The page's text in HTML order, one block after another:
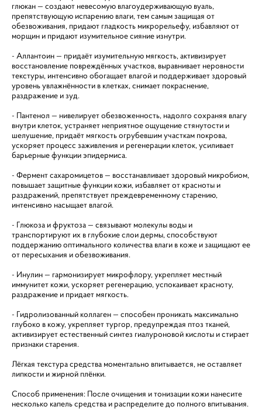
глюкан — создают невесомую влагоудерживающую вуаль,
препятствующую испарению влаги, тем самым защищая от
обезвоживания, придают гладкость микрорельефу, избавляют от
морщин и придают изумительное сияние изнутри.
- Аллантоин — придаёт изумительную мягкость, активизирует
восстановление повреждённых участков, выравнивает неровности
текстуры, интенсивно обогащает влагой и поддерживает здоровый
уровень увлажнённости в клетках, снимает покраснение,
раздражение и зуд.
- Пантенол — нивелирует обезвоженность, надолго сохраняя влагу
внутри клеток, устраняет неприятное ощущение стянутости и
шелушение, придаёт мягкость огрубевшим участкам покрова,
ускоряет процесс заживления и регенерации клеток, усиливает
барьерные функции эпидермиса.
- Фермент сахаромицетов — восстанавливает здоровый микробиом,
повышает защитные функции кожи, избавляет от красноты и
раздражений, препятствует преждевременному старению,
интенсивно насыщает влагой.
- Глюкоза и фруктоза — связывают молекулы воды и
транспортируют их в глубокие слои дермы, способствуют
поддержанию оптимального количества влаги в коже и защищают ее
от пересыхания и обезвоживания.
- Инулин — гармонизирует микрофлору, укрепляет местный
иммунитет кожи, ускоряет регенерацию, успокаивает красноту,
раздражение и придает мягкость.
- Гидролизованный коллаген — способен проникать максимально
глубоко в кожу, укрепляет тургор, предупреждая птоз тканей,
активизирует естественный синтез гиалуроновой кислоты и стирает
признаки старения.
Лёгкая текстура средства моментально впитывается, не оставляет
липкости и жирной плёнки.
Способ применения: После очищения и тонизации кожи нанесите
несколько капель средства и распределите до полного впитывания.